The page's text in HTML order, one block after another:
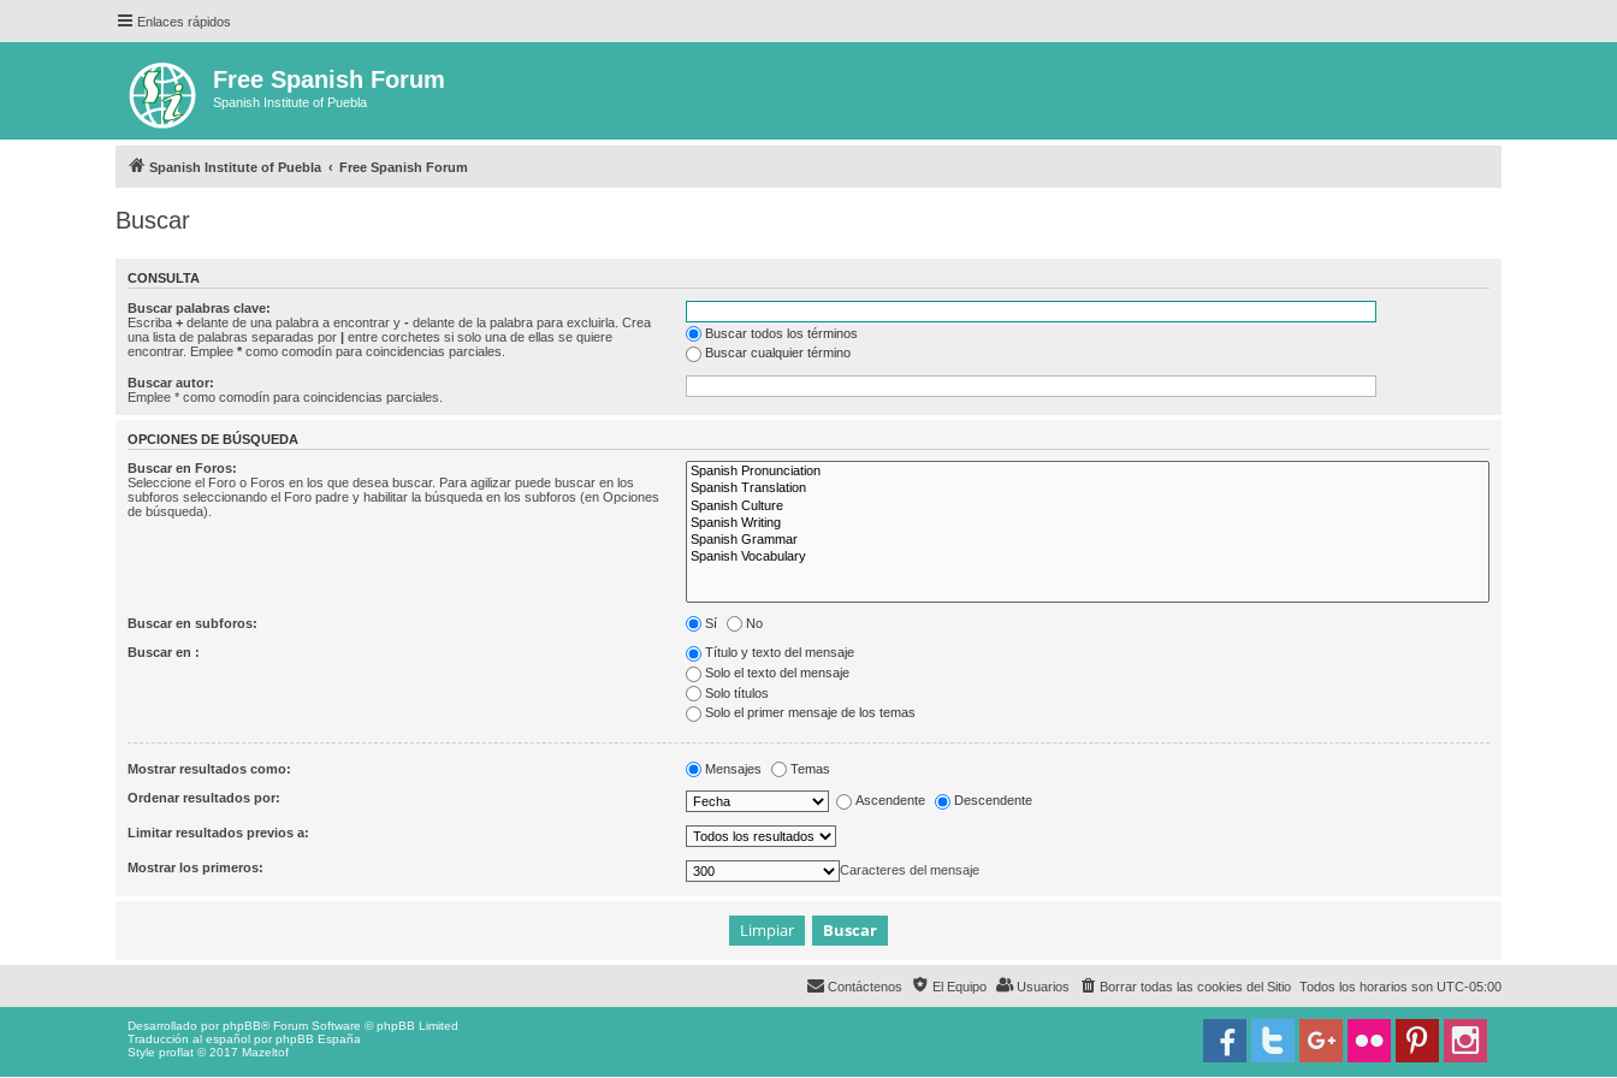
Enlaces rápidos
Free Spanish Forum
Spanish Institute of Puebla
Spanish Institute of Puebla Free Spanish Forum
Buscar
CONSULTA
Buscar palabras clave:
Escriba + delante de una palabra a encontrar y - delante de la palabra para excluirla. Crea
una lista de palabras separadas por | entre corchetes si solo una de ellas se quiere
encontrar. Emplee * como comodín para coincidencias parciales.
Buscar todos los términos
Buscar cualquier término
Buscar autor:
Emplee * como comodín para coincidencias parciales.
OPCIONES DE BÚSQUEDA
Buscar en Foros:
Seleccione el Foro o Foros en los que desea buscar. Para agilizar puede buscar en los
subforos seleccionando el Foro padre y habilitar la búsqueda en los subforos (en Opciones
de búsqueda).
Buscar en subforos: Sí No
Buscar en :
Título y texto del mensaje
Solo el texto del mensaje
Solo títulos
Solo el primer mensaje de los temas
Mostrar resultados como: Mensajes Temas
Ordenar resultados por: Ascendente Descendente
Limitar resultados previos a:
Mostrar los primeros: Caracteres del mensaje
Todos los horarios son UTC-05:00
Borrar todas las cookies del Sitio
Usuarios
El Equipo
Contáctenos
Desarrollado porphpBB® Forum Software © phpBB Limited
Traducción al español porphpBB España
Style proflat © 2017 Mazeltof